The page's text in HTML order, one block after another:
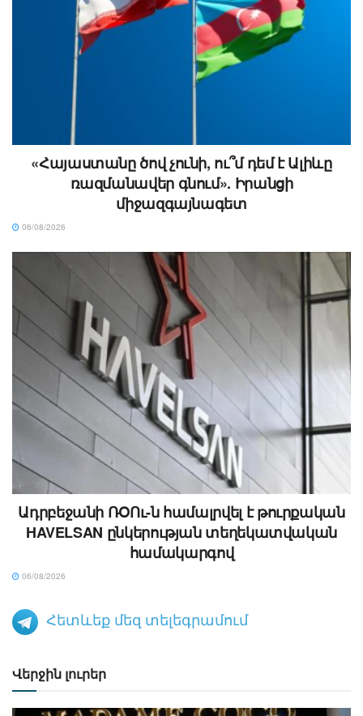
«Հայաստանը ծով չունի, ու՞մ դեմ է Ալիևը
ռազմանավեր գնում». Իրանցի
միջազգայնագետ
06/08/2026
Ադրբեջանի ՌՕՈւ-ն համալրվել է թուրքական
HAVELSAN ընկերության տեղեկատվական
համակարգով
06/08/2026
Հետևեք մեզ տելեգրամում
Վերջին լուրեր